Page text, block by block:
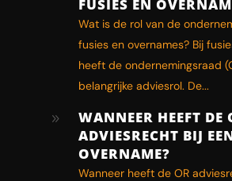
FUSIES EN
Wat is de rol van de
fusies en overnames? Bij
heeft de ondernemingsraad
belangrijke adviesrol. De...
9
WANNEER HEEFT DE
ADVIESRECHT BIJ
OVERNAME?
Wanneer heeft de OR